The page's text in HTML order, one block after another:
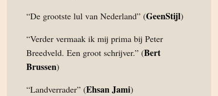
“De grootste lul van Nederland” (GeenStijl)
“Verder vermaak ik mij prima bij Peter
Breedveld. Een groot schrijver.” (Bert
Brussen)
“Landverrader” (Ehsan Jami)